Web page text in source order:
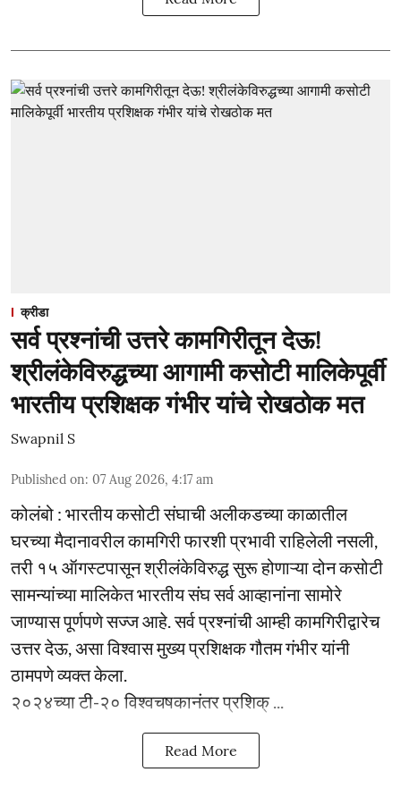
क्रीडा
सर्व प्रश्नांची उत्तरे कामगिरीतून देऊ!
श्रीलंकेविरुद्धच्या आगामी कसोटी मालिकेपूर्वी
भारतीय प्रशिक्षक गंभीर यांचे रोखठोक मत
Swapnil S
Published on: 07 Aug 2026, 4:17 am
कोलंबो : भारतीय कसोटी संघाची अलीकडच्या काळातील
घरच्या मैदानावरील कामगिरी फारशी प्रभावी राहिलेली नसली,
तरी १५ ऑगस्टपासून श्रीलंकेविरुद्ध सुरू होणाऱ्या दोन कसोटी
सामन्यांच्या मालिकेत भारतीय संघ सर्व आव्हानांना सामोरे
जाण्यास पूर्णपणे सज्ज आहे. सर्व प्रश्नांची आम्ही कामगिरीद्वारेच
उत्तर देऊ, असा विश्वास मुख्य प्रशिक्षक गौतम गंभीर यांनी
ठामपणे व्यक्त केला.
२०२४च्या टी-२० विश्वचषकानंतर प्रशिक् ...
Read More